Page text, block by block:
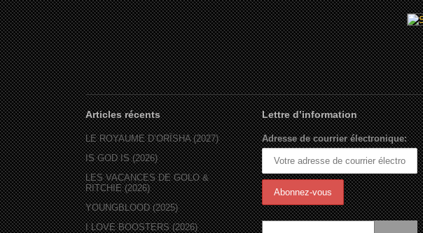
Articles récents
LE ROYAUME D’ORÏSHA (2027)
IS GOD IS (2026)
LES VACANCES DE GOLO &
RITCHIE (2026)
YOUNGBLOOD (2025)
I LOVE BOOSTERS (2026)
Lettre d’information
Adresse de courrier électronique: